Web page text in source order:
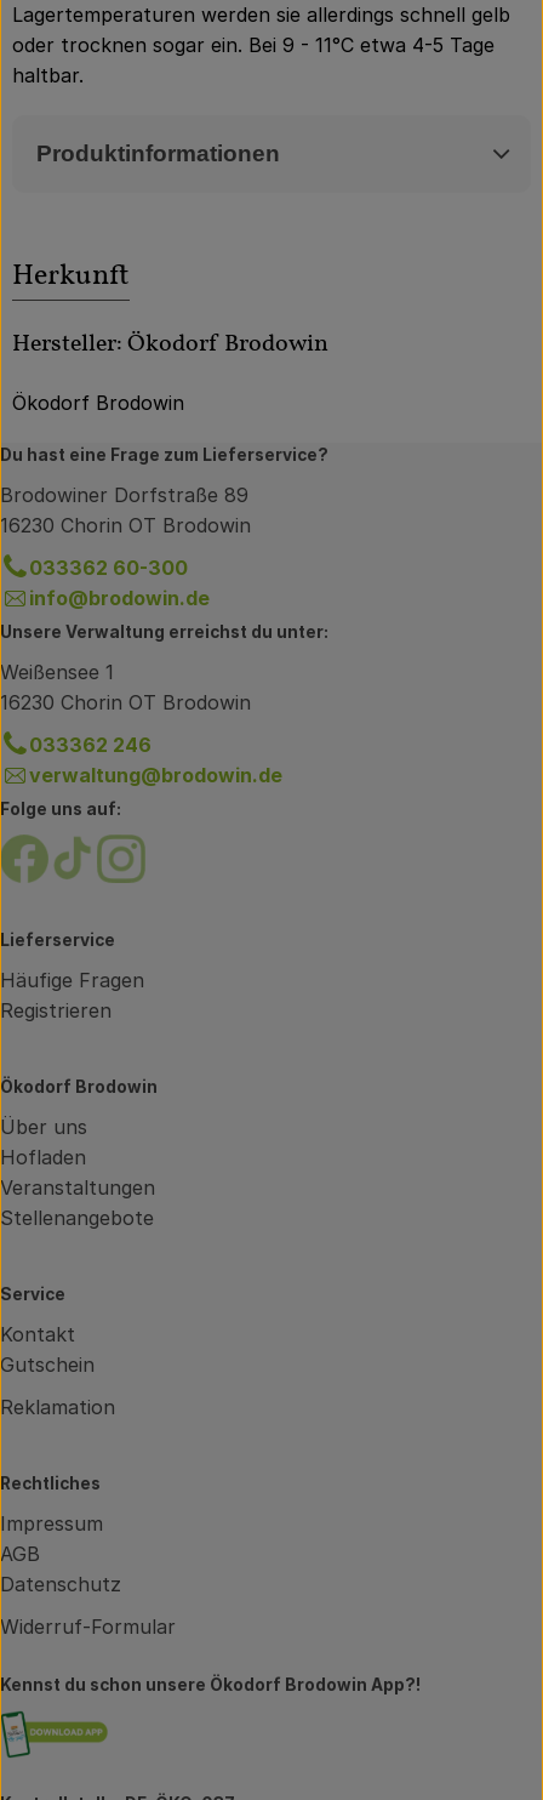
Lagertemperaturen werden sie allerdings schnell gelb
oder trocknen sogar ein. Bei 9 - 11°C etwa 4-5 Tage
haltbar.
Produktinformationen
Herkunft
Hersteller: Ökodorf Brodowin
Ökodorf Brodowin
Du hast eine Frage zum Lieferservice?
Brodowiner Dorfstraße 89
16230 Chorin OT Brodowin
033362 60-300
info@brodowin.de
Unsere Verwaltung erreichst du unter:
Weißensee 1
16230 Chorin OT Brodowin
033362 246
verwaltung@brodowin.de
Folge uns auf:
Externer Link zu https://www.facebook.com/
Externer Link zu https://www.tiktok.com/
Externer Link zu https://
Lieferservice
Häufige Fragen
Registrieren
Ökodorf Brodowin
Über uns
Hofladen
Veranstaltungen
Stellenangebote
Service
Kontakt
Gutschein
Reklamation
Rechtliches
Impressum
AGB
Datenschutz
Widerruf-Formular
Kennst du schon unsere Ökodorf Brodowin App?!
Externer Link zu https://brodowin.de/